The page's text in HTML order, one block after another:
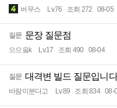
버무스 Lv.76 조회 272 08-05
질문 문장 질문점
으으읔k Lv.17 조회 490 08-04
질문 대격변 빌드 질문입니다
바람이분다고 Lv.89 조회 834 08-